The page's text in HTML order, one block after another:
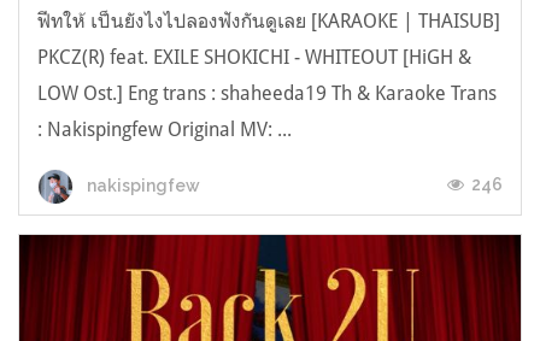
ฟีทให้ เป็นยังไงไปลองฟังกันดูเลย [KARAOKE | THAISUB]
PKCZ(R) feat. EXILE SHOKICHI - WHITEOUT [HiGH &
LOW Ost.] Eng trans : shaheeda19 Th & Karaoke Trans
: Nakispingfew Original MV: ...
nakispingfew 246